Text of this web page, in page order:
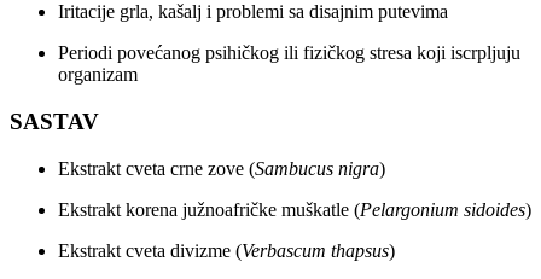
Iritacije grla, kašalj i problemi sa disajnim putevima
Periodi povećanog psihičkog ili fizičkog stresa koji iscrpljuju
organizam
SASTAV
Ekstrakt cveta crne zove (Sambucus nigra)
Ekstrakt korena južnoafričke muškatle (Pelargonium sidoides)
Ekstrakt cveta divizme (Verbascum thapsus)